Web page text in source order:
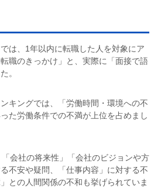
は、1年以内に転職した人を対象にア
職のきっかけ」と、実際に「面接で語
。
キングでは、「労働時間・環境への不
た労働条件での不満が上位を占めまし
会社の将来性」「会社のビジョンや方
不安や疑問、「仕事内容」に対する不
との人間関係の不和も挙げられていま